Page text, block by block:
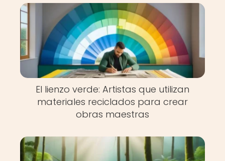
El lienzo verde: Artistas que utilizan
materiales reciclados para crear
obras maestras